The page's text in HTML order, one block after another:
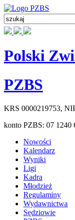
Polski
PZBS
KRS 0000219753,
konto PZBS: 07 1240
Nowości
Kalendarz
Wyniki
Ligi
Kadra
Młodzież
Regulaminy
Wydawnictwa
Sędziowie